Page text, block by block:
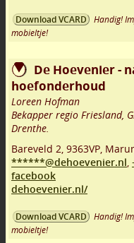
Download VCARD
Handig!
mobieltje!
De Hoevenier -
hoefonderhoud
Loreen Hofman
Bekapper regio Friesland,
Drenthe.
Bareveld 2, 9363VP,
******@dehoevenier.nl,
facebook
dehoevenier.nl/
Download VCARD
Handig!
mobieltje!